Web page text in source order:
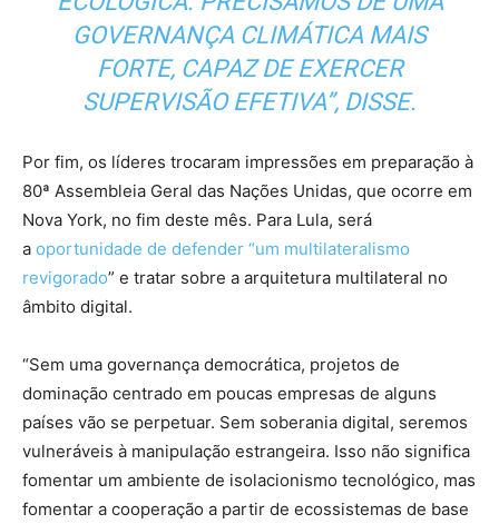
GOVERNANÇA CLIMÁTICA MAIS
FORTE, CAPAZ DE EXERCER
SUPERVISÃO EFETIVA”, DISSE.
Por fim, os líderes trocaram impressões em preparação à
80ª Assembleia Geral das Nações Unidas, que ocorre em
Nova York, no fim deste mês. Para Lula, será
a oportunidade de defender “um multilateralismo
revigorado” e tratar sobre a arquitetura multilateral no
âmbito digital.
“Sem uma governança democrática, projetos de
dominação centrado em poucas empresas de alguns
países vão se perpetuar. Sem soberania digital, seremos
vulneráveis à manipulação estrangeira. Isso não significa
fomentar um ambiente de isolacionismo tecnológico, mas
fomentar a cooperação a partir de ecossistemas de base